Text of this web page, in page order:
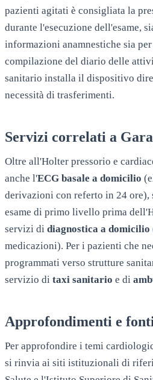
pazienti agitati è consigliata la
durante l'esecuzione dell'esame,
informazioni anamnestiche sia
compilazione del diario delle
sanitario installa il dispositivo
necessità di trasferimenti.
Servizi correlati a
Oltre all'Holter pressorio e
anche l'ECG basale a domicilio
derivazioni con referto in 24 ore),
esame di primo livello prima
servizi di diagnostica a domicilio
medicazioni). Per i pazienti che
programmati verso strutture
servizio di taxi sanitario e di
Approfondimenti e
Per approfondire i temi
si rinvia ai siti istituzionali di